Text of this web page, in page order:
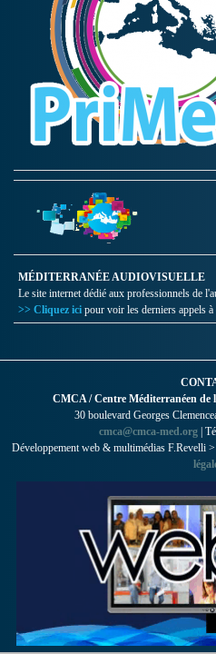
MÉDITERRANÉE AUDIOVISUELLE
Le site internet dédié aux professionnels de
>> Cliquez ici pour voir les derniers appels à
CMCA / Centre Méditerranéen de
30 boulevard Georges
cmca@cmca-med.org |
Développement web & multimédias F.Revelli >